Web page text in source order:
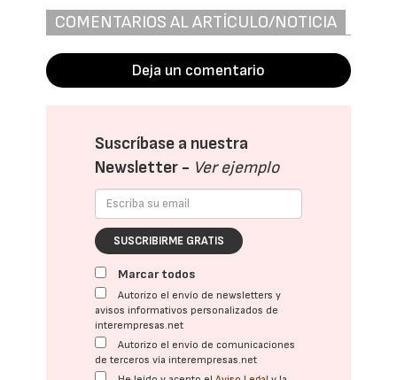
COMENTARIOS AL ARTÍCULO/NOTICIA
Deja un comentario
Suscríbase a nuestra
Newsletter - Ver ejemplo
SUSCRIBIRME GRATIS
Marcar todos
Autorizo el envío de newsletters y
avisos informativos personalizados de
interempresas.net
Autorizo el envío de comunicaciones
de terceros vía interempresas.net